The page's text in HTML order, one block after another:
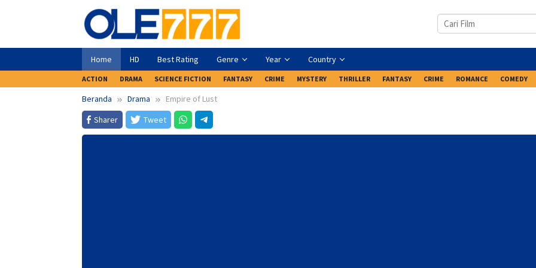
Home HD Best Rating Genre Year Country
ACTION DRAMA SCIENCE FICTION FANTASY CRIME MYSTERY THRILLER FANTASY CRIME ROMANCE COMEDY
Beranda Drama
Empire of Lust
Sharer
Tweet